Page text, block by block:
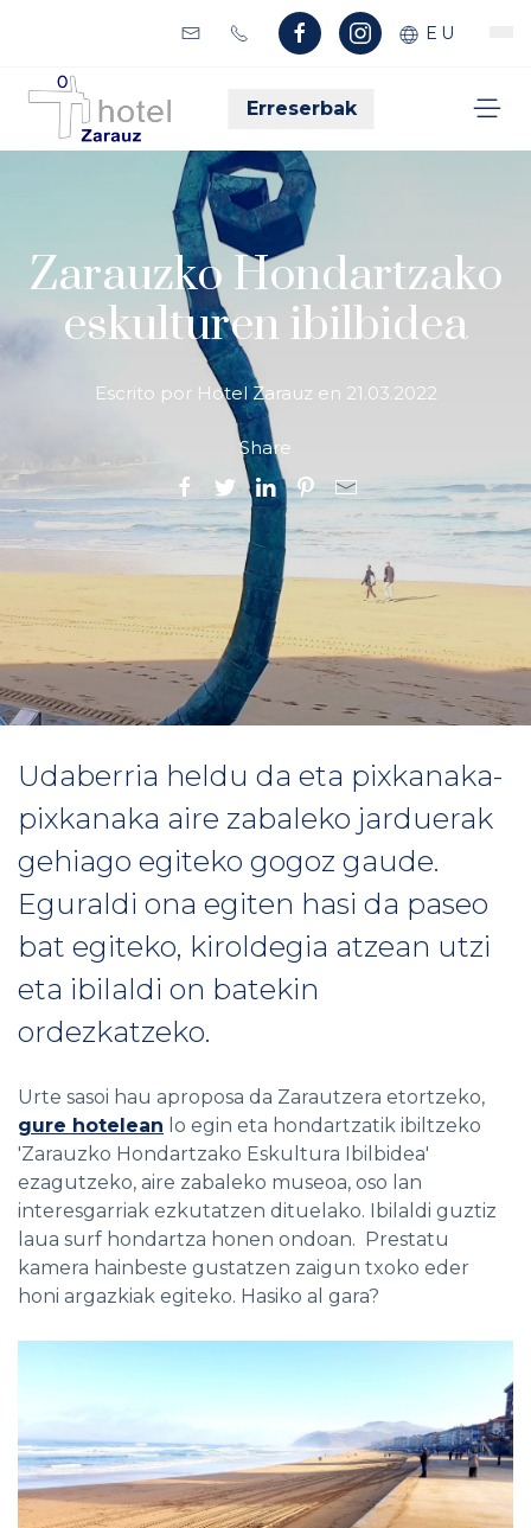
EU
Erreserbak
Zarauzko Hondartzako
eskulturen ibilbidea
Escrito por Hotel Zarauz en 21.03.2022
Share
Udaberria heldu da eta pixkanaka-
pixkanaka aire zabaleko jarduerak
gehiago egiteko gogoz gaude.
Eguraldi ona egiten hasi da paseo
bat egiteko, kiroldegia atzean utzi
eta ibilaldi on batekin
ordezkatzeko.
Urte sasoi hau aproposa da Zarautzera etortzeko,
gure hotelean lo egin eta hondartzatik ibiltzeko
'Zarauzko Hondartzako Eskultura Ibilbidea'
ezagutzeko, aire zabaleko museoa, oso lan
interesgarriak ezkutatzen dituelako. Ibilaldi guztiz
laua surf hondartza honen ondoan. Prestatu
kamera hainbeste gustatzen zaigun txoko eder
honi argazkiak egiteko. Hasiko al gara?